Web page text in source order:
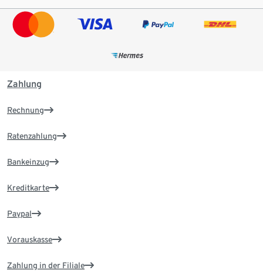
Zahlung
Rechnung
Ratenzahlung
Bankeinzug
Kreditkarte
Paypal
Vorauskasse
Zahlung in der Filiale